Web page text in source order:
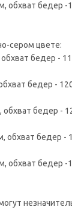
обхват бедер -
сером цвете:
бедер -
бедер -
бедер -
обхват бедер -
обхват бедер -